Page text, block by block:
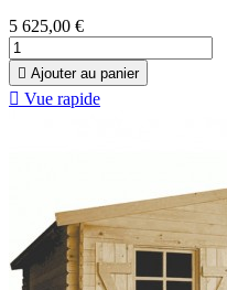
5 625,00 €
 Ajouter au panier
 Vue rapide